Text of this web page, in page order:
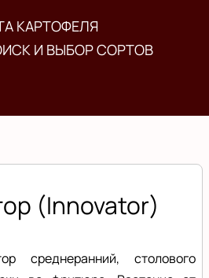
КАРТОФЕЛЯ
И ВЫБОР СОРТОВ
(Innovator)
среднеранний, столового